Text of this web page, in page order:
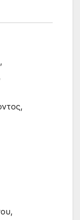
,
,
,